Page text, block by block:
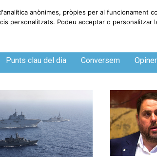
de 2026
Punts clau del dia Conversem
anònimes, pròpies per al funcionament
personalitzats. Podeu acceptar o personalitzar